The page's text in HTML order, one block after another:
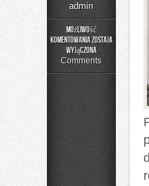
admin
Możliwość
komentowania
Projekty
została
wyłączona
Comments